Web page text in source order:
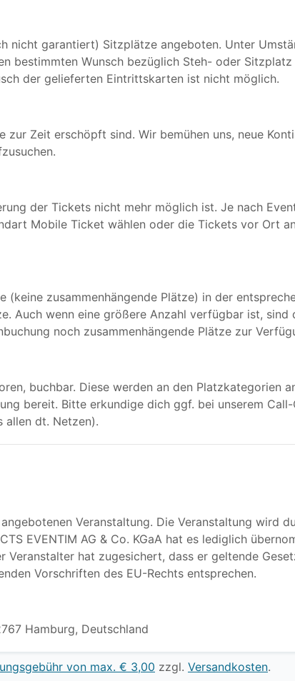
nicht garantiert) Sitzplätze angeboten. Unter
bestimmten Wunsch bezüglich Steh- oder
der gelieferten Eintrittskarten ist nicht möglich.
Zeit erschöpft sind. Wir bemühen uns, neue
der Tickets nicht mehr möglich ist. Je nach
Mobile Ticket wählen oder die Tickets vor Ort
zusammenhängende Plätze) in der
Auch wenn eine größere Anzahl verfügbar ist, sind
noch zusammenhängende Plätze zur
buchbar. Diese werden an den Platzkategorien
bereit. Bitte erkundige dich ggf. bei unserem
allen dt. Netzen).
Veranstaltung. Die Veranstaltung wird
EVENTIM AG & Co. KGaA hat es lediglich
hat zugesichert, dass er geltende
Vorschriften des EU-Rechts entsprechen.
Hamburg, Deutschland
von max. € 3,00 zzgl. Versandkosten.